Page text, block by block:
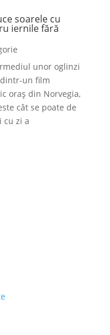
soarele cu
iernile fără
unor oglinzi
un film
oraș din Norvegia,
cât se poate de
cu zi a